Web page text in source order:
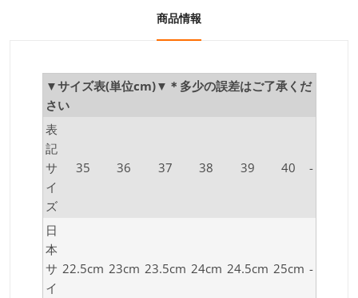
商品情報
▼サイズ表(単位cm)▼＊多少の誤差はご了承くだ
さい
表
記
サ
イ
ズ
35 36 37 38 39 40 -
日
本
サ
イ
22.5cm 23cm 23.5cm 24cm 24.5cm 25cm -